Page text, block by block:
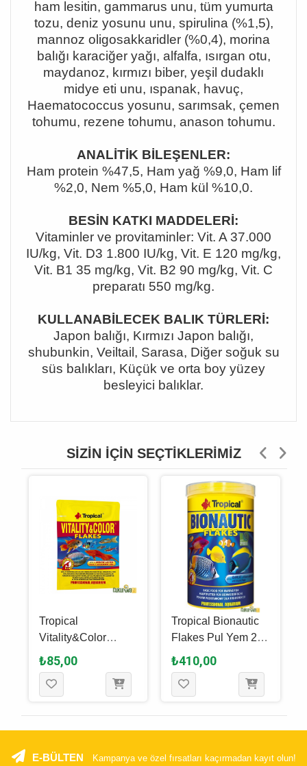
ham lesitin, gammarus unu, tüm yumurta
tozu, deniz yosunu unu, spirulina (%1,5),
mannoz oligosakkaridler (%0,4), morina
balığı karaciğer yağı, alfalfa, ısırgan otu,
maydanoz, kırmızı biber, yeşil dudaklı
midye eti unu, ıspanak, havuç,
Haematococcus yosunu, sarımsak, çemen
tohumu, rezene tohumu, anason tohumu.
ANALİTİK BİLEŞENLER:
Ham protein %47,5, Ham yağ %9,0, Ham lif
%2,0, Nem %5,0, Ham kül %10,0.
BESİN KATKI MADDELERİ:
Vitaminler ve provitaminler: Vit. A 37.000
IU/kg, Vit. D3 1.800 IU/kg, Vit. E 120 mg/kg,
Vit. B1 35 mg/kg, Vit. B2 90 mg/kg, Vit. C
preparatı 550 mg/kg.
KULLANABİLECEK BALIK TÜRLERİ:
Japon balığı, Kırmızı Japon balığı,
shubunkin, Veiltail, Sarasa, Diğer soğuk su
süs balıkları, Küçük ve orta boy yüzey
besleyici balıklar.
SIZIN İÇIN SEÇTIKLERIMIZ
Tropical
Vitality&Color
Flakes Pul Yem 12
Gr
₺85,00
Tropical Bionautic
Flakes Pul Yem 250
Ml - 50 Gr
₺410,00
E-BÜLTEN Kampanya ve özel fırsatları kaçırmadan kayıt olun!